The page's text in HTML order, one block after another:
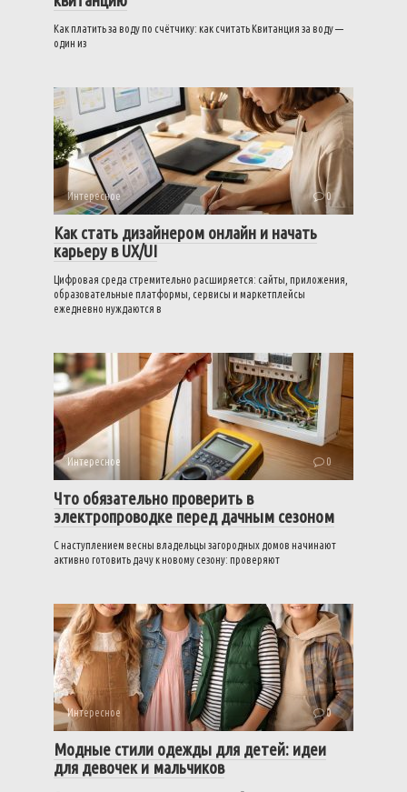
Как платить за воду по счётчику: как считать Квитанция за воду —
один из
Интересное 0
Как стать дизайнером онлайн и начать
карьеру в UX/UI
Цифровая среда стремительно расширяется: сайты, приложения,
образовательные платформы, сервисы и маркетплейсы
ежедневно нуждаются в
Интересное 0
Что обязательно проверить в
электропроводке перед дачным сезоном
С наступлением весны владельцы загородных домов начинают
активно готовить дачу к новому сезону: проверяют
Интересное 0
Модные стили одежды для детей: идеи
для девочек и мальчиков